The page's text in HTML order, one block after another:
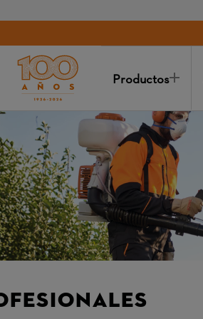
Productos